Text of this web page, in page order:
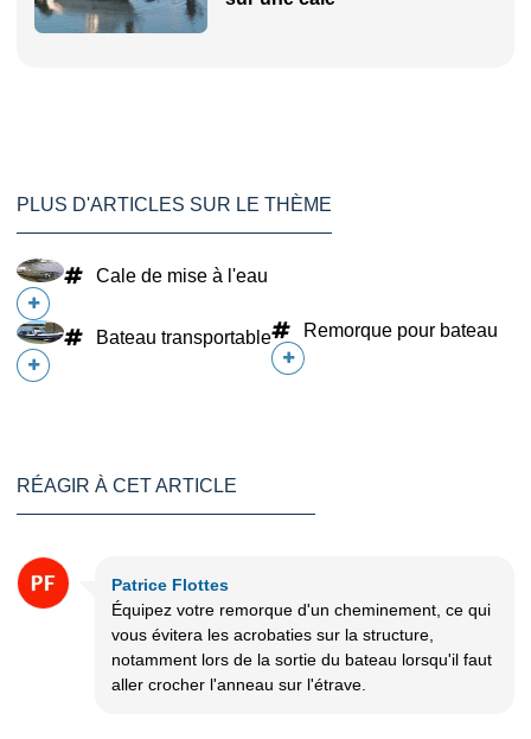
PLUS D'ARTICLES SUR LE THÈME
Cale de mise à l'eau
Bateau transportable Remorque pour bateau
RÉAGIR À CET ARTICLE
Patrice Flottes
Équipez votre remorque d'un cheminement, ce qui
vous évitera les acrobaties sur la structure,
notamment lors de la sortie du bateau lorsqu'il faut
aller crocher l'anneau sur l'étrave.